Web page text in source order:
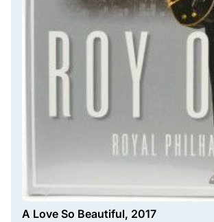
A Love So Beautiful, 2017